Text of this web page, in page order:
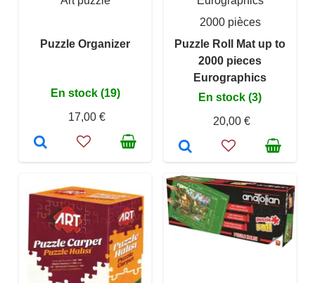
Puzzle Organizer
En stock (19)
17,00 €
2000 pièces
Puzzle Roll Mat up to
2000 pieces
Eurographics
En stock (3)
20,00 €